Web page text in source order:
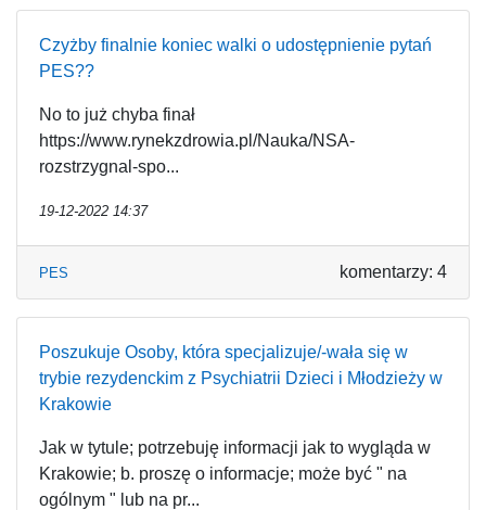
Czyżby finalnie koniec walki o udostępnienie pytań
PES??
No to już chyba finał
https://www.rynekzdrowia.pl/Nauka/NSA-
rozstrzygnal-spo...
19-12-2022 14:37
PES komentarzy: 4
Poszukuje Osoby, która specjalizuje/-wała się w
trybie rezydenckim z Psychiatrii Dzieci i Młodzieży w
Krakowie
Jak w tytule; potrzebuję informacji jak to wygląda w
Krakowie; b. proszę o informacje; może być " na
ogólnym " lub na pr...